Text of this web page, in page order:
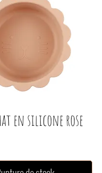
en silicone rose